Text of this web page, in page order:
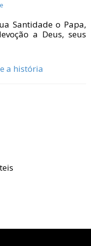
Santidade o Papa,
a Deus, seus
a história